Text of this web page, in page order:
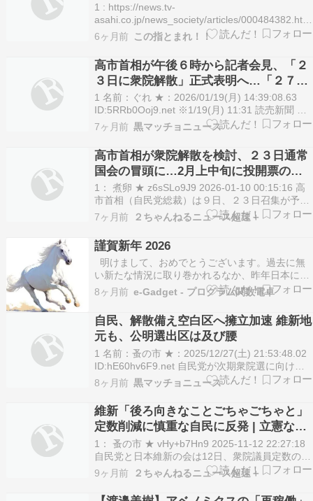
1 : https://news.tv-
asahi.co.jp/news_society/articles/000484382.html
衆院選候補らに暴行か 男2人逮捕 選挙の自由妨害
の疑い 埼玉県警 8日に投開票された衆議院選挙の
候補者や運動員に暴行をしたとして、埼玉県警
は…
6ヶ月前 この指とまれ！！
高市首相が午後６時から記者会見、「２
３日に衆院解散」正式表明へ…「２７日
公示―２月８日投開票」方針も
1 名前：ぐれ ★：2026/01/19(月) 14:39:08.63
ID:5RRb0Ooj9.net ※1/19(月) 11:31 読売新聞 高
市首相（自民党総裁）は１９日午後６時から首相
官邸で記者会見し、２３日召集の通常国会冒頭に
衆院を解散することを表明する。衆院選の日程…
7ヶ月前 黒マッチョニュース
高市首相が衆院解散を検討、２３日通常
国会の冒頭に…2月上中旬に投開票の公
算 | ワイは自民党には入れない
1： 煮卵 ★ z6sSLo9J9 2026-01-10 00:15:16 高
市首相（自民党総裁）は９日、２３日召集が予定
される通常国会の冒頭で衆院を解散する検討に入
った。衆院選は２月上中旬に実施される公算が大
きい。首相は参院で少数与党が続いており、政策
実現の推進力を得る必要があ…
7ヶ月前 ２ちゃんねるニュース超速＋
謹賀新年 2026
明けまして、おめでとうございます。過去に無
い新たな情況に取り巻かれるなか、昨年日本に誕
生した新たな連立政権は、明確な方針とスピード
感を伴ってこれまでにない存在感を示していま
す。カシオの電卓の大きな変革は、およそ10年単
位で繰り返していて、今はその変革の時期にあり
ます。一昨年登…
8ヶ月前 e-Gadget - プログラム関数電卓
自民、解散備え空白区へ擁立加速 維新地
元も、公明選出区は及び腰
1 名前：蚤の市 ★：2025/12/27(土) 21:53:48.02
ID:hE60hv6F9.net 自民党が次期衆院選に向け
て、公認候補予定者が不在の空白区への擁立作業
を加速している。高市内閣の好調な支持率を背景
に、早期の衆院解散に備える狙いがある。現時点
で約30の空白…
8ヶ月前 黒マッチョニュース
維新「後ろ向きなことごちゃごちゃと」
定数削減に慎重な自民に反発 | 立憲なん
か未だに鹿がどうのとか言ってるくらい
だし
1： 蚤の市 ★ vHy+b7Hn9 2025-11-12 22:27:18
自民党と日本維新の会は12日、衆院議員定数の1
割削減に向けて実務者による協議を始めた。維新
は連立政権合意書に基づき、今の臨時国会で法案
成立を訴えるが、自民には野党各党も交えた議論
9ヶ月前 ２ちゃんねるニュース超速＋